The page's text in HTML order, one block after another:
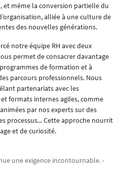
et même la conversion partielle du
alliée à une culture de
des nouvelles générations.
notre équipe RH avec deux
permet de consacrer davantage
de formation et à
parcours professionnels. Nous
partenariats avec les
formats internes agiles, comme
par nos experts sur des
processus... Cette approche nourrit
et de curiosité.
une exigence incontournable. -